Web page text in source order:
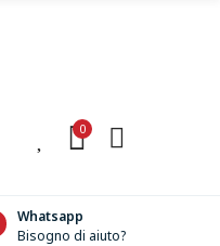
0
Whatsapp
Bisogno di aiuto?